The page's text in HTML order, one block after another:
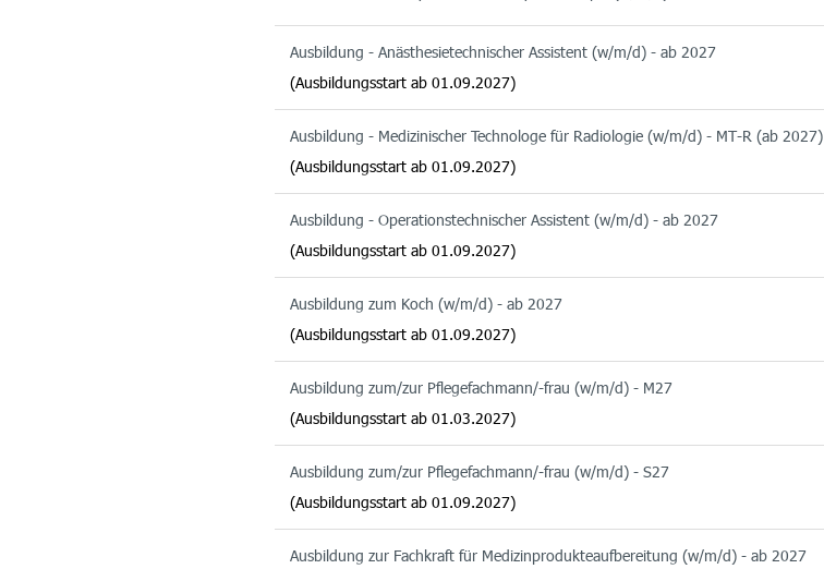
Ausbildung - Anästhesietechnischer Assistent (w/m/d) - ab 2027
(Ausbildungsstart ab 01.09.2027)
Ausbildung - Medizinischer Technologe für Radiologie (w/m/d) - MT-R (ab 2027)
(Ausbildungsstart ab 01.09.2027)
Ausbildung - Operationstechnischer Assistent (w/m/d) - ab 2027
(Ausbildungsstart ab 01.09.2027)
Ausbildung zum Koch (w/m/d) - ab 2027
(Ausbildungsstart ab 01.09.2027)
Ausbildung zum/zur Pflegefachmann/-frau (w/m/d) - M27
(Ausbildungsstart ab 01.03.2027)
Ausbildung zum/zur Pflegefachmann/-frau (w/m/d) - S27
(Ausbildungsstart ab 01.09.2027)
Ausbildung zur Fachkraft für Medizinprodukteaufbereitung (w/m/d) - ab 2027